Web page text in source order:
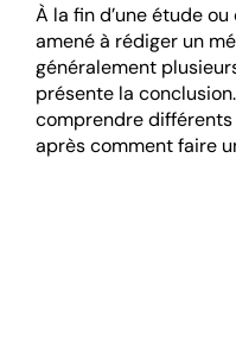
À la fin d’une étude
amené à rédiger un
généralement
présente la
comprendre
après comment faire